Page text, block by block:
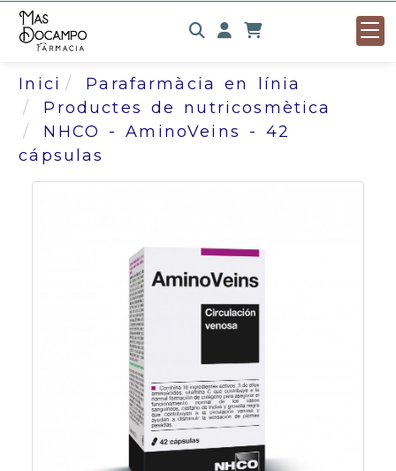
Identifícat
Inici
Parafarmàcia en línia
Productes de nutricosmètica
NHCO - AminoVeins - 42
cápsulas